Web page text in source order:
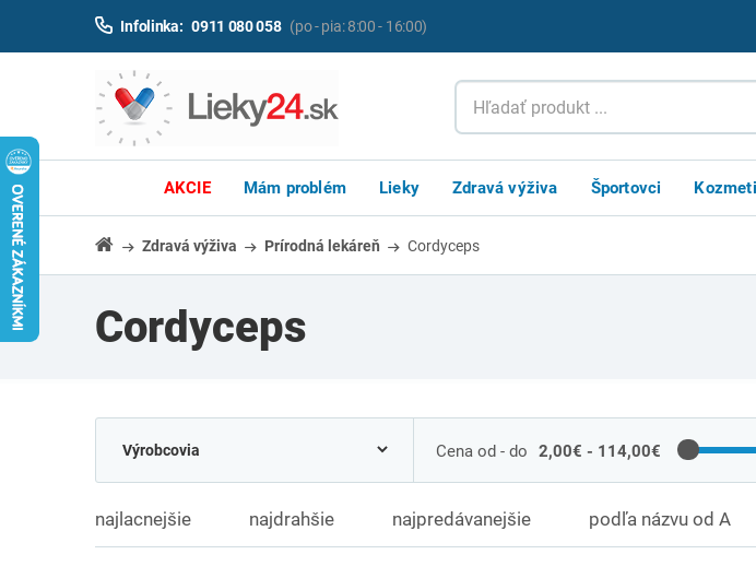
Infolinka: 0911 080 058 (po - pia: 8:00 - 16:00)
AKCIE Mám problém Lieky Zdravá výživa Športovci
Zdravá výživa Prírodná lekáreň Cordyceps
Cordyceps
Cena od - do 2,00€ - 114,00€
najlacnejšie najdrahšie najpredávanejšie podľa názvu od A